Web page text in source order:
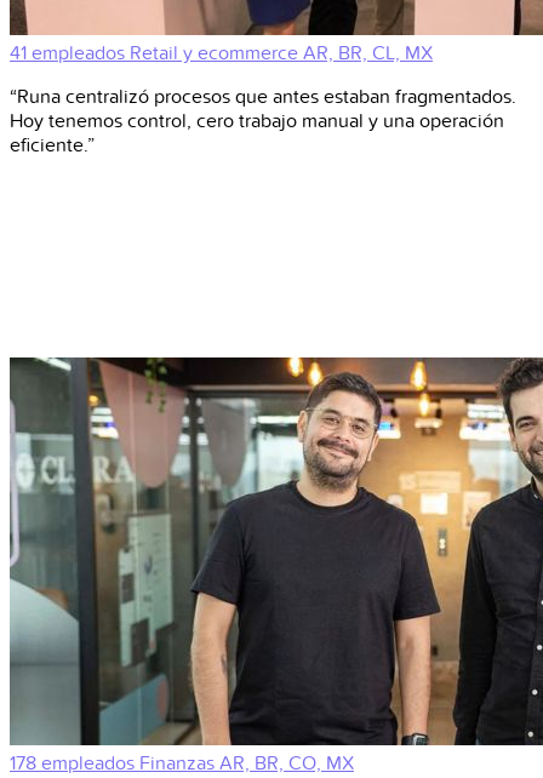
41 empleados Retail y ecommerce AR, BR, CL, MX
“Runa centralizó procesos que antes estaban fragmentados.
Hoy tenemos control, cero trabajo manual y una operación
eficiente.”
178 empleados Finanzas AR, BR, CO, MX